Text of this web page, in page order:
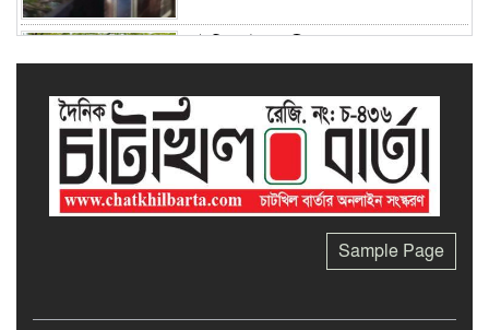
বাংলাদেশের গৃহনির্মাণ প্রকল্পের প্রথম
জনতা উচ্চ বিদ্যালয়ের এডহক কমিটির
সভাপতি হলেন মনির হোসেন
হলি ৮৬ ফাউন্ডেশনের উদ্যোগে গাছের
Sample Page